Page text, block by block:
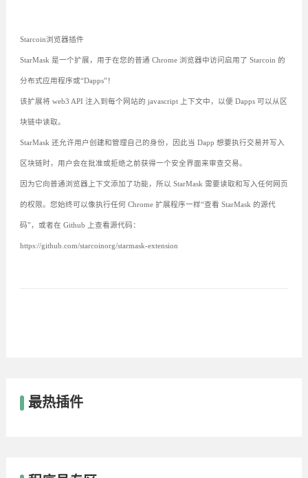
Starcoin浏览器插件
StarMask 是一个扩展，用于在您的普通 Chrome 浏览器中访问启用了 Starcoin 的
分布式应用程序或“Dapps”！
该扩展将 web3 API 注入到每个网站的 javascript 上下文中，以便 Dapps 可以从区
块链中读取。
StarMask 还允许用户创建和管理自己的身份，因此当 Dapp 想要执行交易并写入
区块链时，用户会在批准或拒绝之前获得一个安全界面来审查交易。
因为它向普通浏览器上下文添加了功能，所以 StarMask 需要读取和写入任何网页
的权限。您始终可以像执行任何 Chrome 扩展程序一样“查看 StarMask 的源代
码”，或者在 Github 上查看源代码：
https://github.com/starcoinorg/starmask-extension
最热插件